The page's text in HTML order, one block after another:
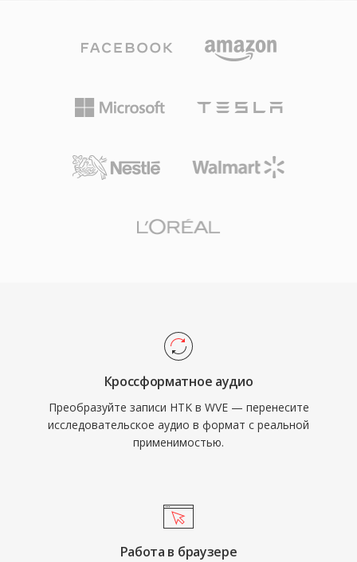
Кроссформатное аудио
Преобразуйте записи HTK в WVE — перенесите
исследовательское аудио в формат с реальной
применимостью.
Работа в браузере